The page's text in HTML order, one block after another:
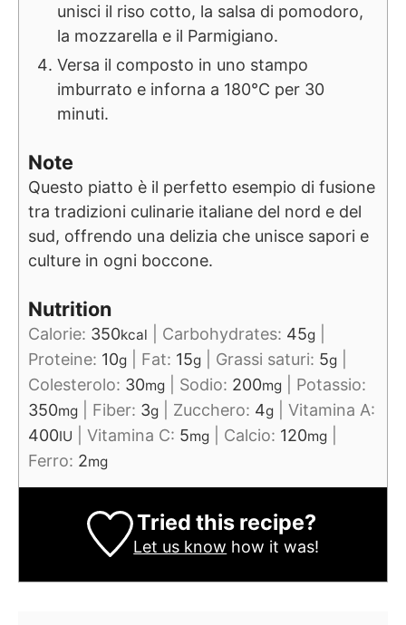
unisci il riso cotto, la salsa di pomodoro,
la mozzarella e il Parmigiano.
Versa il composto in uno stampo
imburrato e inforna a 180°C per 30
minuti.
Note
Questo piatto è il perfetto esempio di fusione
tra tradizioni culinarie italiane del nord e del
sud, offrendo una delizia che unisce sapori e
culture in ogni boccone.
Nutrition
Calorie: 350kcal Carbohydrates: 45g
Proteine: 10g Fat: 15g Grassi saturi: 5g
Colesterolo: 30mg Sodio: 200mg
Potassio:
350mg Fiber: 3g Zucchero: 4g
Vitamina A:
400IU Vitamina C: 5mg Calcio: 120mg
Ferro: 2mg
Tried this recipe?
Let us know how it was!